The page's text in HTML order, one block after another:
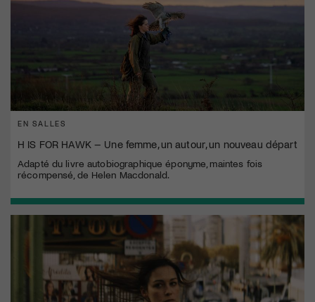
EN SALLES
H IS FOR HAWK – Une femme, un autour, un nouveau départ
Adapté du livre autobiographique éponyme, maintes fois
récompensé, de Helen Macdonald.